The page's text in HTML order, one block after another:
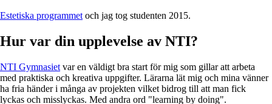
Estetiska programmet och jag tog studenten 2015.
Hur var din upplevelse av NTI?
NTI Gymnasiet var en väldigt bra start för mig som gillar att arbeta
med praktiska och kreativa uppgifter. Lärarna lät mig och mina vänner
ha fria händer i många av projekten vilket bidrog till att man fick
lyckas och misslyckas. Med andra ord "learning by doing".